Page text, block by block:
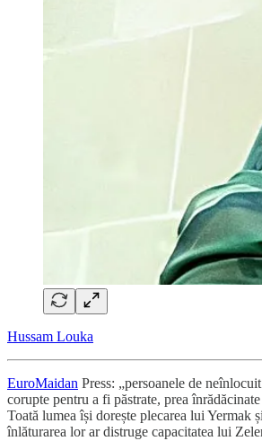
Hussam Louka
EuroMaidan Press: „persoanele de
corupte pentru a fi păstrate, prea
Toată lumea își dorește plecarea lui Yermak
înlăturarea lor ar distruge capacitatea lui